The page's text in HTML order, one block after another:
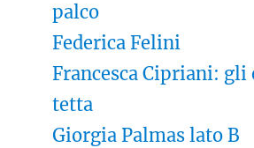
palco
Federica Felini
Francesca Cipriani: gli
tetta
Giorgia Palmas lato B